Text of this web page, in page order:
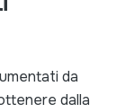
da
dalla